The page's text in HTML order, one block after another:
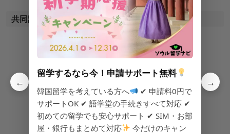
共同設備
CCTV(防犯カメラ) 浄水器 トースター
←
留学するなら今！申請サポート無料
韓国留学を考えている方へ
✔ 申請料0円で
サポートOK ✔ 語学堂の手続きすべて対応 ✔
初めての留学でも安心サポート ✔ SIM・お部
屋・銀行もまとめて対応
今だけのキャン
→